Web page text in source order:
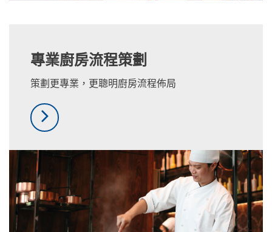
專業廚房流程策劃
策劃更專業，更聰明廚房流程佈局